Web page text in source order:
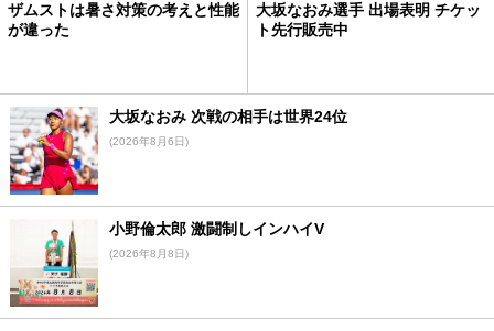
ザムストは暑さ対策の考えと性能
が違った
大坂なおみ選手 出場表明 チケッ
ト先行販売中
大坂なおみ 次戦の相手は世界24位
(2026年8月6日)
小野倫太郎 激闘制しインハイV
(2026年8月8日)